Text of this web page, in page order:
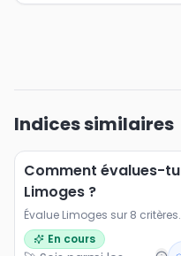
Indices similaires
Comment évalues-tu
Limoges ?
Évalue Limoges sur 8 critères.
En cours